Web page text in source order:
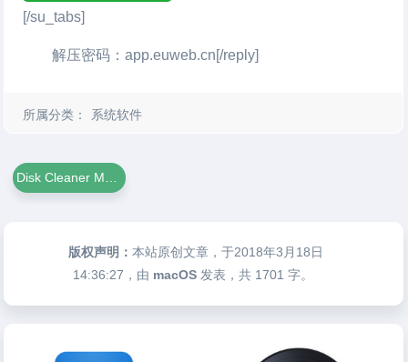
[/su_tabs]
解压密码：app.euweb.cn[/reply]
所属分类： 系统软件
版权声明：本站原创文章，于2018年3月18日
14:36:27 ，由 macOS 发表，共 1701 字。